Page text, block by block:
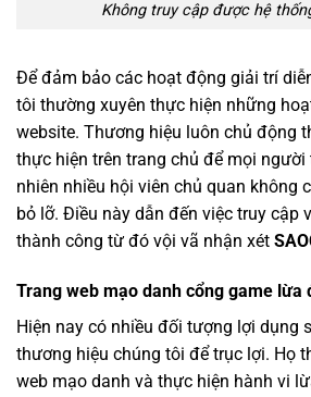
Không truy cập được hệ
Để đảm bảo các hoạt động giải trí
tôi thường xuyên thực hiện những
website. Thương hiệu luôn chủ động
thực hiện trên trang chủ để mọi người
nhiên nhiều hội viên chủ quan không
bỏ lỡ. Điều này dẫn đến việc truy cập
thành công từ đó vội vã nhận xét
Trang web mạo danh cổng game lừa
Hiện nay có nhiều đối tượng lợi dụng
thương hiệu chúng tôi để trục lợi. Họ
web mạo danh và thực hiện hành vi